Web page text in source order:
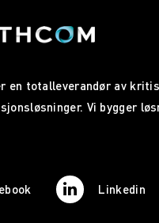
en totalleverandør av
Vi bygger
Linkedin